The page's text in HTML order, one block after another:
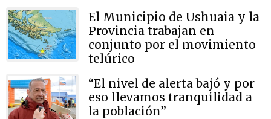
El Municipio de Ushuaia y la
Provincia trabajan en
conjunto por el movimiento
telúrico
“El nivel de alerta bajó y por
eso llevamos tranquilidad a
la población”